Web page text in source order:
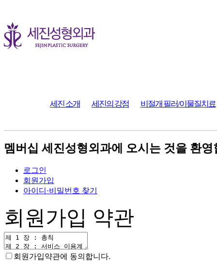
세진 소개 세진의 강점 비절개 필러/이물질치료
멤버십 세진성형외과에 오시는 것을 환영
로그인
회원가입
아이디·비밀번호 찾기
회원가입 약관
회원가입약관에 동의합니다.